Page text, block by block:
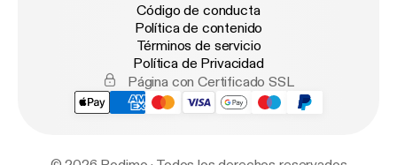
Código de conducta
Política de contenido
Términos de servicio
Política de Privacidad
Página con Certificado SSL